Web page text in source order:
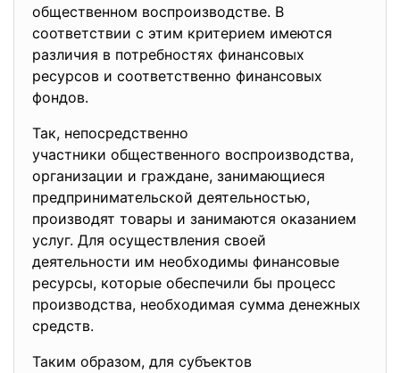
общественном воспроизводстве. В
соответствии с этим критерием имеются
различия в потребностях финансовых
ресурсов и соответственно финансовых
фондов.
Так, непосредственно
участники общественного воспроизводства,
организации и граждане, занимающиеся
предпринимательской деятельностью,
производят товары и занимаются оказанием
услуг. Для осуществления своей
деятельности им необходимы финансовые
ресурсы, которые обеспечили бы процесс
производства, необходимая сумма денежных
средств.
Таким образом, для субъектов